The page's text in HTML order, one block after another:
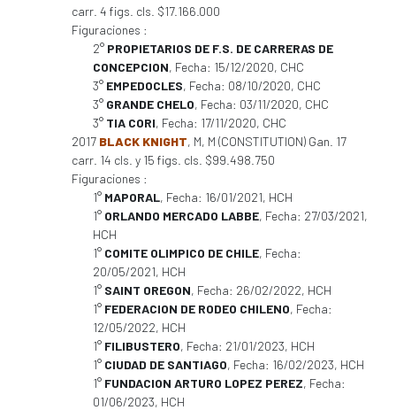
carr. 4 figs. cls. $17.166.000
Figuraciones :
2° PROPIETARIOS DE F.S. DE CARRERAS DE
CONCEPCION, Fecha: 15/12/2020, CHC
3° EMPEDOCLES, Fecha: 08/10/2020, CHC
3° GRANDE CHELO, Fecha: 03/11/2020, CHC
3° TIA CORI, Fecha: 17/11/2020, CHC
2017 BLACK KNIGHT, M, M (CONSTITUTION) Gan. 17
carr. 14 cls. y 15 figs. cls. $99.498.750
Figuraciones :
1° MAPORAL, Fecha: 16/01/2021, HCH
1° ORLANDO MERCADO LABBE, Fecha: 27/03/2021,
HCH
1° COMITE OLIMPICO DE CHILE, Fecha:
20/05/2021, HCH
1° SAINT OREGON, Fecha: 26/02/2022, HCH
1° FEDERACION DE RODEO CHILENO, Fecha:
12/05/2022, HCH
1° FILIBUSTERO, Fecha: 21/01/2023, HCH
1° CIUDAD DE SANTIAGO, Fecha: 16/02/2023, HCH
1° FUNDACION ARTURO LOPEZ PEREZ, Fecha:
01/06/2023, HCH